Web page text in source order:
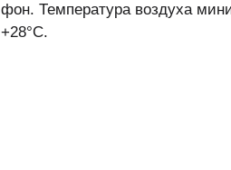
фон. Температура воздуха
+28°С.